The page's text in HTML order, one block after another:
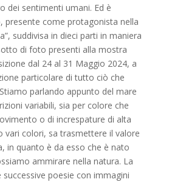
dei sentimenti umani. Ed è
presente come protagonista nella
suddivisa in dieci parti in maniera
di foto presenti alla mostra
dal 24 al 31 Maggio 2024, a
particolare di tutto ciò che
parlando appunto del mare
variabili, sia per colore che
o di increspature di alta
vari colori, sa trasmettere il valore
in quanto è da esso che è nato
ammirare nella natura. La
poesie con immagini